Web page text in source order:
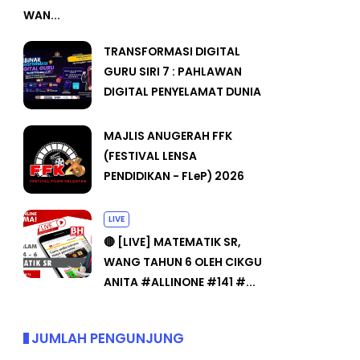
WAN...
TRANSFORMASI DIGITAL
GURU SIRI 7 : PAHLAWAN
DIGITAL PENYELAMAT DUNIA
MAJLIS ANUGERAH FFK
(FESTIVAL LENSA
PENDIDIKAN - FLeP) 2026
LIVE
🔴 [LIVE] MATEMATIK SR,
WANG TAHUN 6 OLEH CIKGU
ANITA #ALLINONE #141 #...
JUMLAH PENGUNJUNG